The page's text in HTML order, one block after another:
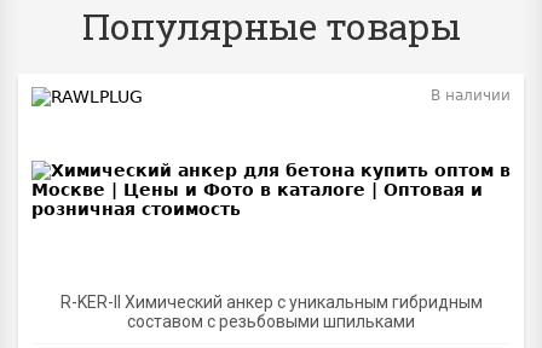
Популярные товары
R-KER-II Химический анкер с уникальным гибридным
составом с резьбовыми шпильками
В наличии